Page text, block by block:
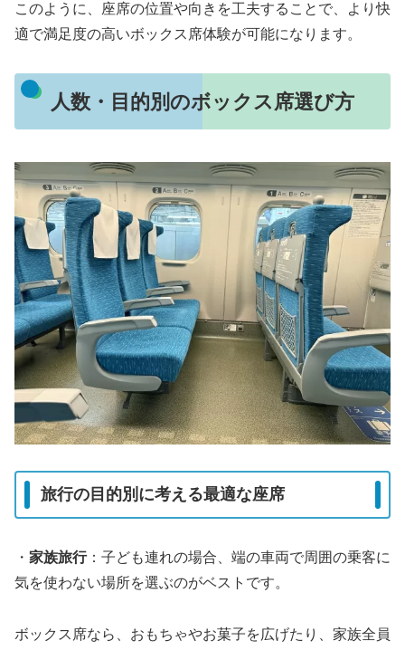
このように、座席の位置や向きを工夫することで、より快
適で満足度の高いボックス席体験が可能になります。
人数・目的別のボックス席選び方
旅行の目的別に考える最適な座席
・ 家族旅行：子ども連れの場合、端の車両で周囲の乗客に
気を使わない場所を選ぶのがベストです。
ボックス席なら、おもちゃやお菓子を広げたり、家族全員